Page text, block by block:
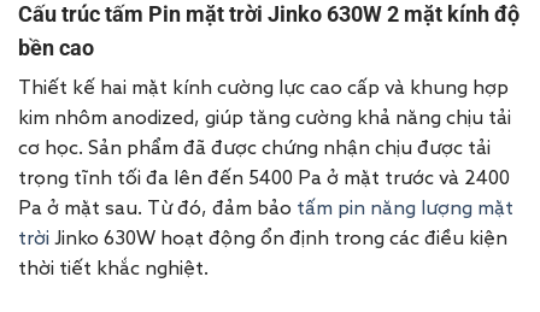
Cấu trúc tấm Pin mặt trời Jinko 630W 2 mặt kính độ
bền cao
Thiết kế hai mặt kính cường lực cao cấp và khung hợp
kim nhôm anodized, giúp tăng cường khả năng chịu tải
cơ học. Sản phẩm đã được chứng nhận chịu được tải
trọng tĩnh tối đa lên đến 5400 Pa ở mặt trước và 2400
Pa ở mặt sau. Từ đó, đảm bảo tấm pin năng lượng mặt
trời Jinko 630W hoạt động ổn định trong các điều kiện
thời tiết khắc nghiệt.